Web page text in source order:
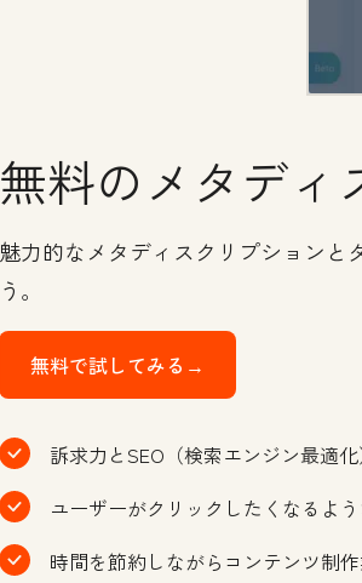
無料のメタディ
魅力的なメタディスクリプション
う。
無料で試してみる→
訴求力とSEO（検索エンジン最適
ユーザーがクリックしたくなるよ
時間を節約しながらコンテンツ制